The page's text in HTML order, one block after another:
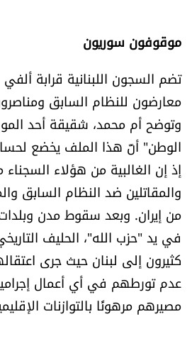
منوّعات
حظّك اليوم
للتاريخ
فيديو
من نحن
للتواصل معنا
شروط الاستخدام
شروط الإشتراك
موقوفون سوريون
تضم السجون اللبنانية قرابة
معارضون للنظام السابق
وتوضح أم محمد، شقيقة أحد
الوطن" أنّ هذا الملف يخضع
إذ إن الغالبية من هؤلاء السجناء
والمقاتلين ضد النظام السابق
من إيران. وبعد سقوط مدن
في يد "حزب الله"، الحليف
كثيرون إلى لبنان حيث جرى
عدم تورطهم في أي أعمال
مصيرهم مرهونًا بالتوازنات